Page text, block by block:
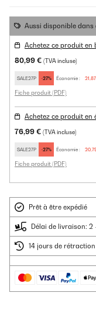
Aussi disponible
Achetez ce produit en
80,99 € (TVA incluse)
SALE27P -27% Économie :
Fiche produit (PDF)
Achetez ce produit en
76,99 € (TVA incluse)
SALE27P -27% Économie :
Fiche produit (PDF)
Prêt à être expédié
Délai de livraison:
14 jours de rétraction